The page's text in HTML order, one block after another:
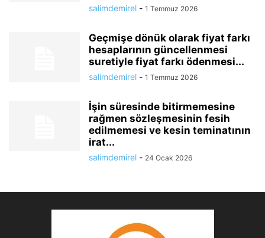
salimdemirel - 1 Temmuz 2026
Geçmişe dönük olarak fiyat farkı
hesaplarının güncellenmesi
suretiyle fiyat farkı ödenmesi...
salimdemirel - 1 Temmuz 2026
İşin süresinde bitirmemesine
rağmen sözleşmesinin fesih
edilmemesi ve kesin teminatının
irat...
salimdemirel - 24 Ocak 2026